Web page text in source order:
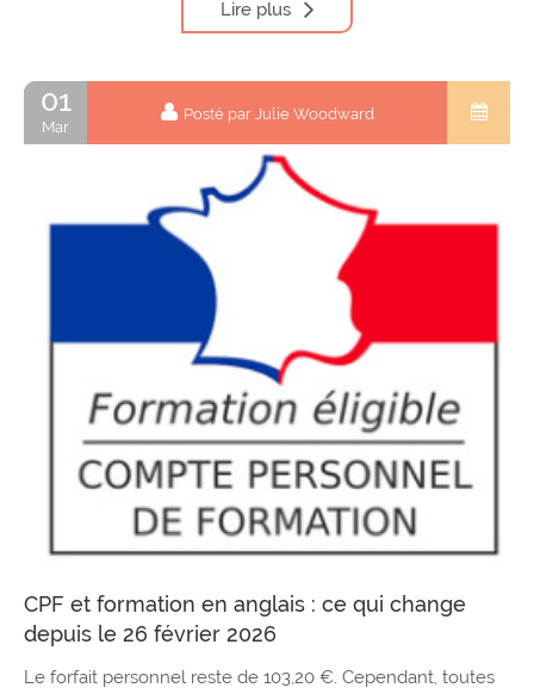
Lire plus
01
Mar
Posté par Julie Woodward
CPF et formation en anglais : ce qui change
depuis le 26 février 2026
Le forfait personnel reste de 103,20 €. Cependant, toutes